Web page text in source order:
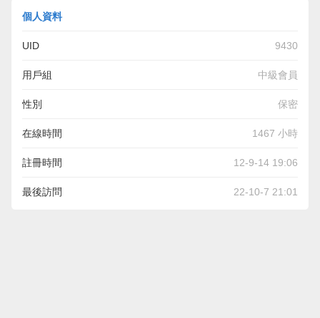
個人資料
UID 9430
用戶組 中級會員
性別 保密
在線時間 1467 小時
註冊時間 12-9-14 19:06
最後訪問 22-10-7 21:01